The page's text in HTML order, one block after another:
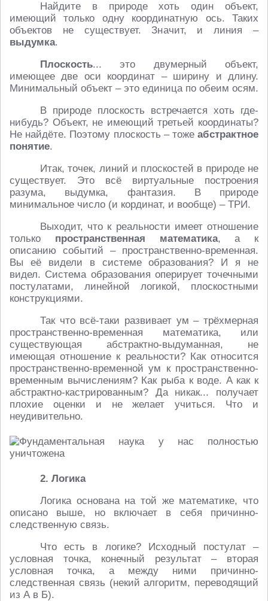
Найдите в природе хоть один объект,
имеющий только одну координатную ось. Таких
объектов не существует. Значит, и линия –
выдумка.
Плоскость... это двумерный объект,
имеющее две оси координат – ширину и длину.
Минимальный объект – это единица по обеим осям.
В природе плоскость встречается хоть где-
нибудь? Объект, не имеющий третьей координаты?
Не найдёте. Поэтому плоскость – тоже абстрактное
понятие.
Итак, точек, линий и плоскостей в природе не
существует. Это всё виртуальные построения
разума, выдумка, фантазия. В природе
минимальное число (и кординат, и вообще) – ТРИ.
Выходит, что к реальности имеет отношение
только пространственная математика, а к
описанию событий – пространственно-временная.
Вы её видели в системе образования? И я не
видел. Система образования оперирует точечными
постулатами, линейной логикой, плоскостными
конструкциями.
Так что всё-таки развивает ум – трёхмерная
пространственно-временная математика, или
существующая абстрактно-выдуманная, не
имеющая отношение к реальности? Как относится
пространственно-временной ум к пространственно-
временным вычислениям? Как рыба к воде. А как к
абстрактно-кастрированным? Да никак... получает
плохие оценки и не желает учиться. Что и
неудивительно.
2. Логика
Логика основана на той же математике, что
описано выше, но включает в себя причинно-
следственную связь.
Что есть в логике? Исходный постулат –
условная точка, конечный результат – вторая
условная точка, а между ними причинно-
следственная связь (некий алгоритм, переводящий
из А в Б).